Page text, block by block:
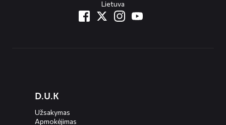
Lietuva
menusD.U.K
Užsakymas
Apmokėjimas